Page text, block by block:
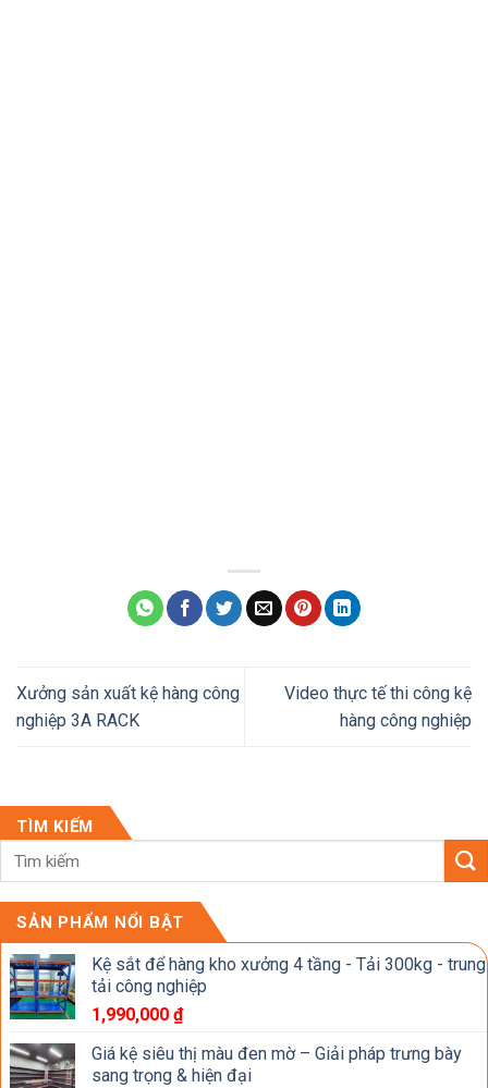
Xưởng sản xuất kệ hàng công
nghiệp 3A RACK
Video thực tế thi công kệ
hàng công nghiệp
TÌM KIẾM
SẢN PHẨM NỔI BẬT
Kệ sắt để hàng kho xưởng 4 tầng - Tải 300kg - trung
tải công nghiệp
1,990,000 ₫
Giá kệ siêu thị màu đen mờ – Giải pháp trưng bày
sang trọng & hiện đại